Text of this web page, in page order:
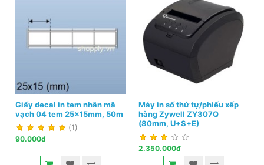
Giấy decal in tem nhãn mã
vạch 04 tem 25x15mm, 50m
(1)
90.000đ
Máy in số thứ tự/phiếu xếp
hàng Zywell ZY307Q
(80mm, U+S+E)
2.350.000đ